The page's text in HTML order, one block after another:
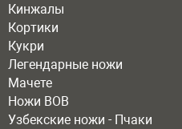
Кинжалы
Кортики
Кукри
Легендарные ножи
Мачете
Ножи ВОВ
Узбекские ножи - Пчаки